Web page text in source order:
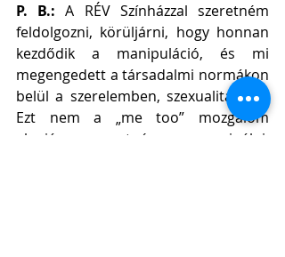
P. B.: A RÉV Színházzal szeretném
feldolgozni, körüljárni, hogy honnan
kezdődik a manipuláció, és mi
megengedett a társadalmi normákon
belül a szerelemben, szexualitásban.
Ezt nem a „me too” mozgalom
alapján szeretném megcsinálni,